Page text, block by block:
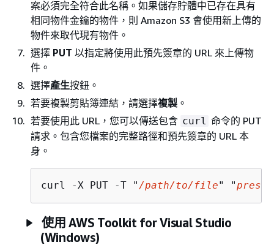
案必須完全符合此名稱。如果儲存貯體中已存在具有
相同物件金鑰的物件，則 Amazon S3 會使用新上傳的
物件來取代現有物件。
選擇 PUT 以指定將使用此預先簽章的 URL 來上傳物
件。
選擇產生按鈕。
若要複製剪貼簿連結，請選擇複製 。
若要使用此 URL，您可以傳送包含 curl 命令的 PUT
請求。包含您檔案的完整路徑和預先簽章的 URL 本
身。
curl -X PUT -T "/path/to/file" "
使用 AWS Toolkit for Visual Studio
(Windows)